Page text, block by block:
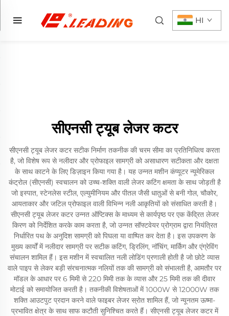
HI
सीएनसी ट्यूब लेजर कटर
सीएनसी ट्यूब लेजर कटर सटीक निर्माण तकनीक की चरम सीमा का प्रतिनिधित्व करता
है, जो विशेष रूप से नलीदार और प्रोफाइल सामग्री को असाधारण सटीकता और दक्षता
के साथ काटने के लिए डिज़ाइन किया गया है। यह उन्नत मशीन कंप्यूटर न्यूमेरिकल
कंट्रोल (सीएनसी) स्वचालन को उच्च-शक्ति वाली लेजर कटिंग क्षमता के साथ जोड़ती है
जो इस्पात, स्टेनलेस स्टील, एल्युमीनियम और पीतल जैसी धातुओं से बनी गोल, चौकोर,
आयताकार और जटिल प्रोफाइल वाली विभिन्न नली आकृतियों को संसाधित करती है।
सीएनसी ट्यूब लेजर कटर उन्नत ऑप्टिक्स के माध्यम से कार्यपृष्ठ पर एक केंद्रित लेजर
किरण को निर्देशित करके काम करता है, जो उन्नत सॉफ्टवेयर प्रोग्राम द्वारा नियंत्रित
निर्धारित पथ के अनुदिश सामग्री को पिघला या वाष्पित कर देता है। इस उपकरण के
मुख्य कार्यों में नलीदार सामग्री पर सटीक कटिंग, ड्रिलिंग, नॉचिंग, मार्किंग और एंग्रेविंग
संचालन शामिल हैं। इस मशीन में स्वचालित नली लोडिंग प्रणाली होती है जो छोटे व्यास
वाले पाइप से लेकर बड़ी संरचनात्मक नलियों तक की सामग्री को संभालती है, आमतौर पर
मॉडल के आधार पर 6 मिमी से 220 मिमी तक के व्यास और 25 मिमी तक की दीवार
मोटाई को समायोजित करती है। तकनीकी विशेषताओं में 1000W से 12000W तक
शक्ति आउटपुट प्रदान करने वाले फाइबर लेजर स्रोत शामिल हैं, जो न्यूनतम ऊष्मा-
प्रभावित क्षेत्र के साथ साफ कटौती सुनिश्चित करते हैं। सीएनसी ट्यूब लेजर कटर में